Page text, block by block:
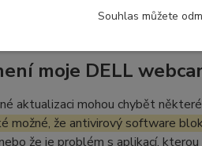
moje DELL
aktualizaci mohou chybět
možné, že antivirový software
že je problém s aplikací,
Souhlas můžete